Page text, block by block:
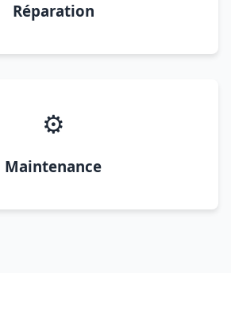
Réparation
⚙️
Maintenance